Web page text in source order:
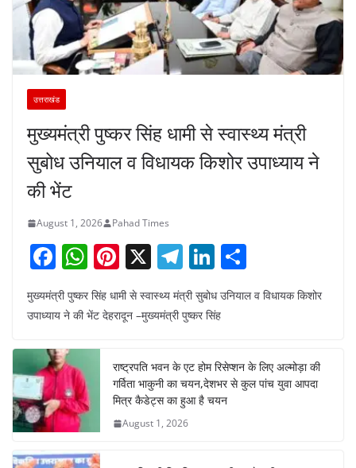
उत्तराखंड
मुख्यमंत्री पुष्कर सिंह धामी से स्वास्थ्य मंत्री
सुबोध उनियाल व विधायक किशोर उपाध्याय ने
की भेंट
August 1, 2026 Pahad Times
F
a
c
b
o
o
k
W
h
at
A
p
p
Pi
nt
er
e
st
X T
el
e
gr
a
m
Li
n
k
dI
n
ar
मुख्यमंत्री पुष्कर सिंह धामी से स्वास्थ्य मंत्री सुबोध उनियाल व विधायक किशोर
उपाध्याय ने की भेंट देहरादून –मुख्यमंत्री पुष्कर सिंह
राष्ट्रपति भवन के एट होम रिसेप्शन के लिए अल्मोड़ा की
गर्विता भाकुनी का चयन,देशभर से कुल पांच युवा आपदा
मित्र कैडेट्स का हुआ है चयन
August 1, 2026